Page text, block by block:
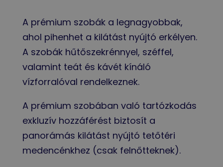
A prémium szobák a legnagyobbak,
ahol pihenhet a kilátást nyújtó erkélyen.
A szobák hűtőszekrénnyel, széffel,
valamint teát és kávét kínáló
vízforralóval rendelkeznek.
A prémium szobában való tartózkodás
exkluzív hozzáférést biztosít a
panorámás kilátást nyújtó tetőtéri
medencénkhez (csak felnőtteknek).